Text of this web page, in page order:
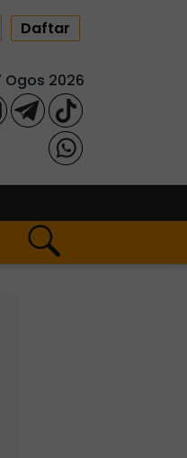
Daftar
2026